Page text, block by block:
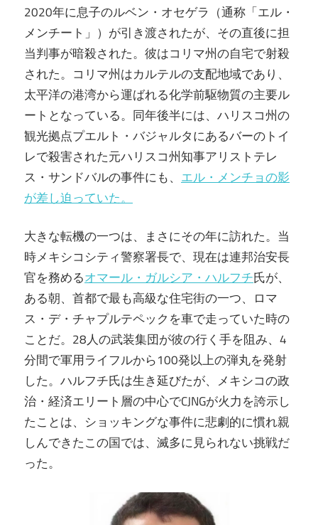
2020年に息子のルベン・オセゲラ（通称「エル・
メンチート」）が引き渡されたが、その直後に担
当判事が暗殺された。彼はコリマ州の自宅で射殺
された。コリマ州はカルテルの支配地域であり、
太平洋の港湾から運ばれる化学前駆物質の主要ル
ートとなっている。同年後半には、ハリスコ州の
観光拠点プエルト・バジャルタにあるバーのトイ
レで殺害された元ハリスコ州知事アリストテレ
ス・サンドバルの事件にも、 エル・メンチョの影
が差し迫っていた。
大きな転機の一つは、まさにその年に訪れた。当
時メキシコシティ警察署長で、現在は連邦治安長
官を務めるオマール・ガルシア・ハルフチ氏が、
ある朝、首都で最も高級な住宅街の一つ、ロマ
ス・デ・チャプルテペックを車で走っていた時の
ことだ。28人の武装集団が彼の行く手を阻み、4
分間で軍用ライフルから100発以上の弾丸を発射
した。ハルフチ氏は生き延びたが、メキシコの政
治・経済エリート層の中心でCJNGが火力を誇示し
たことは、ショッキングな事件に悲劇的に慣れ親
しんできたこの国では、滅多に見られない挑戦だ
った。